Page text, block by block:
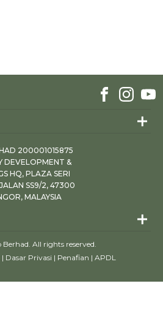
200001015875
DEVELOPMENT &
HQ, PLAZA SERI
SS9/2, 47300
MALAYSIA
All rights reserved.
| Dasar Privasi | Penafian | APDL